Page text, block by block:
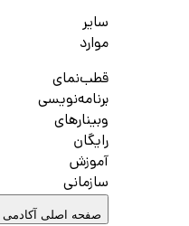
سایر
موارد
قطب‌نمای
برنامه‌نویسی
وبینارهای
رایگان
آموزش
سازمانی
صفحه اصلی آکادمی